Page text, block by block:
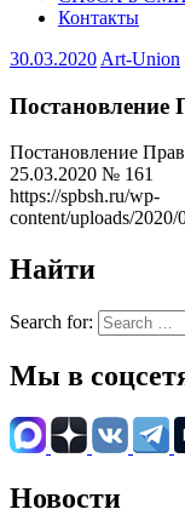
Контакты
30.03.2020 Art-Union
Постановление
Постановление
25.03.2020 № 161
https://spbsh.ru/wp-
content/uploads/
Найти
Search for:
Мы в
Новости